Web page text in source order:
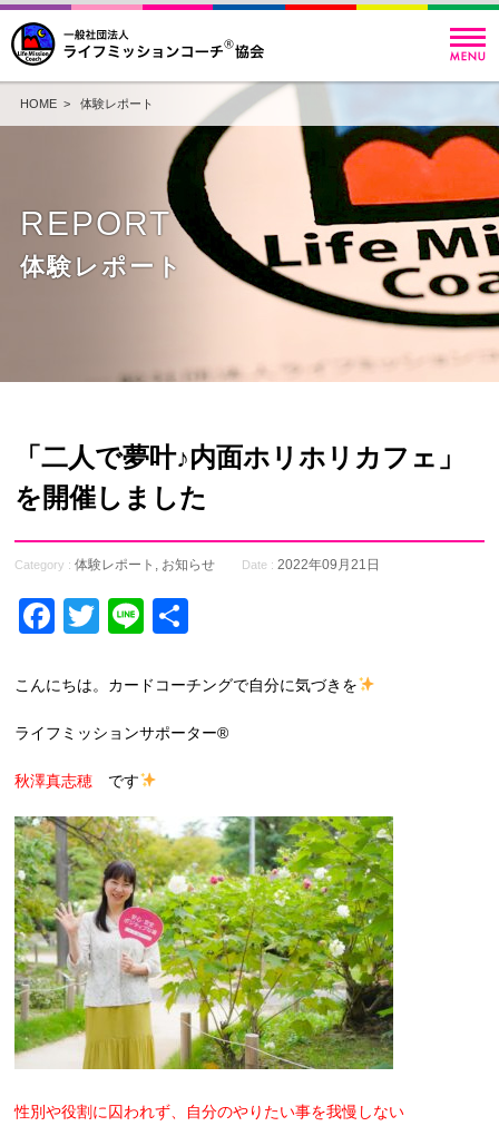
HOME> 体験レポート
REPORT
体験レポート
「二人で夢叶♪内面ホリホリカフェ」
を開催しました
Category :体験レポート , お知らせ Date : 2022年09月21日
Facebook
Twitter
Line
こんにちは。カードコーチングで自分に気づきを
ライフミッションサポーター®
秋澤真志穂 です
性別や役割に囚われず、自分のやりたい事を我慢しない